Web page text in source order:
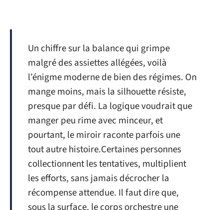
Un chiffre sur la balance qui grimpe
malgré des assiettes allégées, voilà
l’énigme moderne de bien des régimes. On
mange moins, mais la silhouette résiste,
presque par défi. La logique voudrait que
manger peu rime avec minceur, et
pourtant, le miroir raconte parfois une
tout autre histoire.Certaines personnes
collectionnent les tentatives, multiplient
les efforts, sans jamais décrocher la
récompense attendue. Il faut dire que,
sous la surface, le corps orchestre une